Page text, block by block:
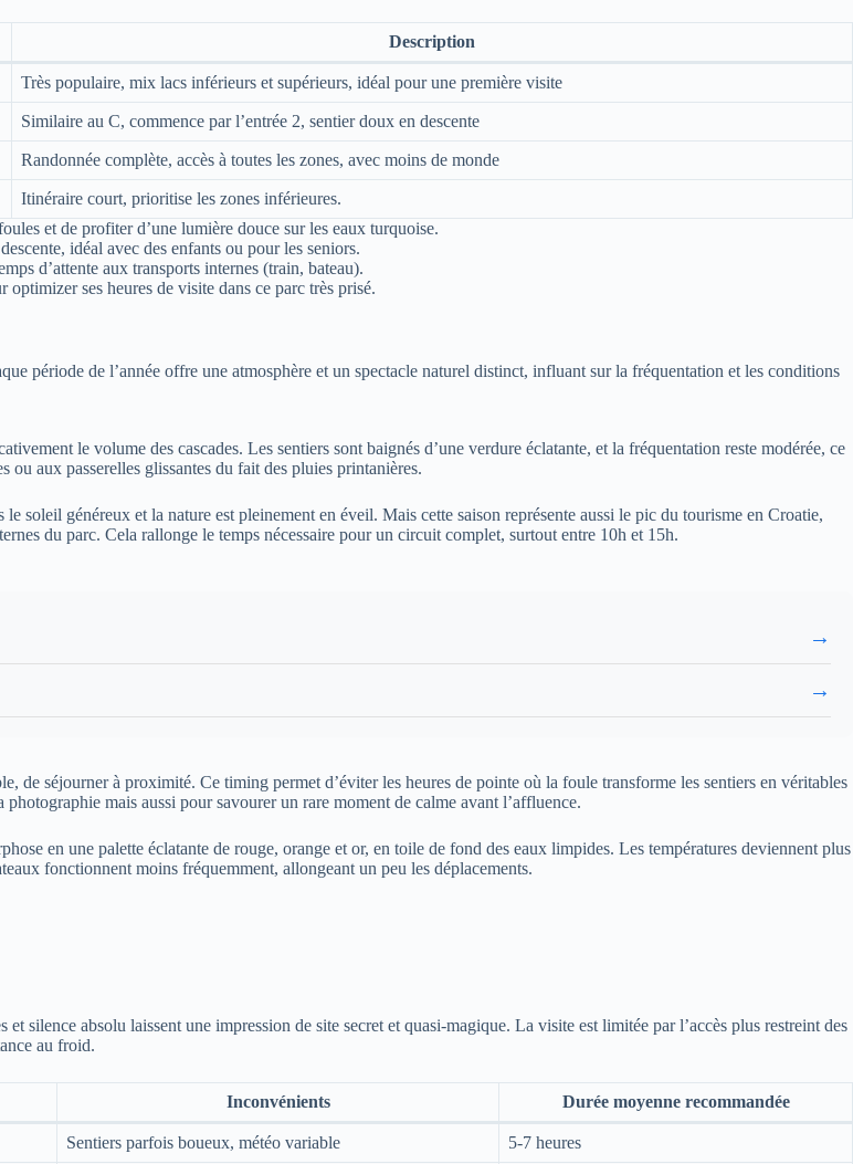
Description
Très populaire, mix lacs inférieurs et supérieurs, idéal pour une première visite
Similaire au C, commence par l’entrée 2, sentier doux en descente
Randonnée complète, accès à toutes les zones, avec moins de monde
Itinéraire court, prioritise les zones inférieures.
et de profiter d’une lumière douce sur les eaux turquoise.
idéal avec des enfants ou pour les seniors.
d’attente aux transports internes (train, bateau).
ses heures de visite dans ce parc très prisé.
période de l’année offre une atmosphère et un spectacle naturel distinct, influant sur la fréquentation et les conditions
le volume des cascades. Les sentiers sont baignés d’une verdure éclatante, et la fréquentation reste modérée, ce
aux passerelles glissantes du fait des pluies printanières.
soleil généreux et la nature est pleinement en éveil. Mais cette saison représente aussi le pic du tourisme en Croatie,
du parc. Cela rallonge le temps nécessaire pour un circuit complet, surtout entre 10h et 15h.
→
→
de séjourner à proximité. Ce timing permet d’éviter les heures de pointe où la foule transforme les sentiers en véritables
mais aussi pour savourer un rare moment de calme avant l’affluence.
en une palette éclatante de rouge, orange et or, en toile de fond des eaux limpides. Les températures deviennent plus
fonctionnent moins fréquemment, allongeant un peu les déplacements.
silence absolu laissent une impression de site secret et quasi-magique. La visite est limitée par l’accès plus restreint des
au froid.
Inconvénients Durée moyenne recommandée
Sentiers parfois boueux, météo variable 5-7 heures